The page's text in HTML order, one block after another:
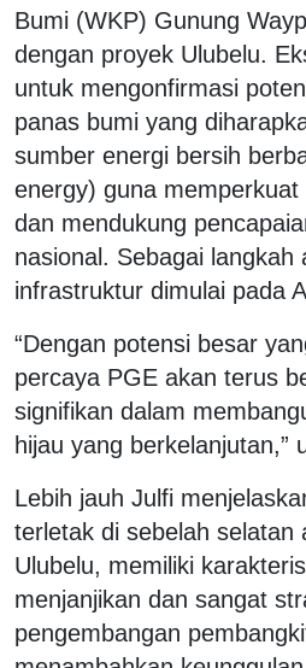
Bumi (WKP) Gunung
dengan proyek Ulubelu.
untuk mengonfirmasi
panas bumi yang
sumber energi bersih
energy) guna
dan mendukung
nasional. Sebagai langkah
infrastruktur dimulai pada
“Dengan potensi besar
percaya PGE akan terus
signifikan dalam
hijau yang berkelanjutan,”
Lebih jauh Julfi
terletak di sebelah selatan
Ulubelu, memiliki
menjanjikan dan sangat
pengembangan